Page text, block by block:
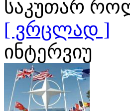
საკუთარ
[ ვრცლად ]
ინტერვიუ